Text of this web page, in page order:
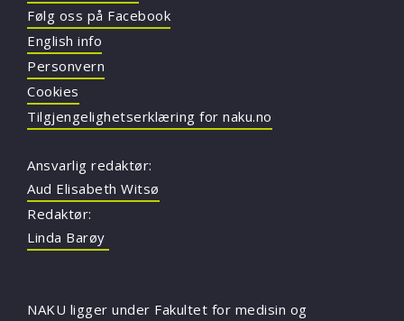
Følg oss på Facebook
English info
Personvern
Cookies
Tilgjengelighetserklæring for naku.no
Ansvarlig redaktør:
Aud Elisabeth Witsø
Redaktør:
Linda Barøy
NAKU ligger under Fakultet for medisin og